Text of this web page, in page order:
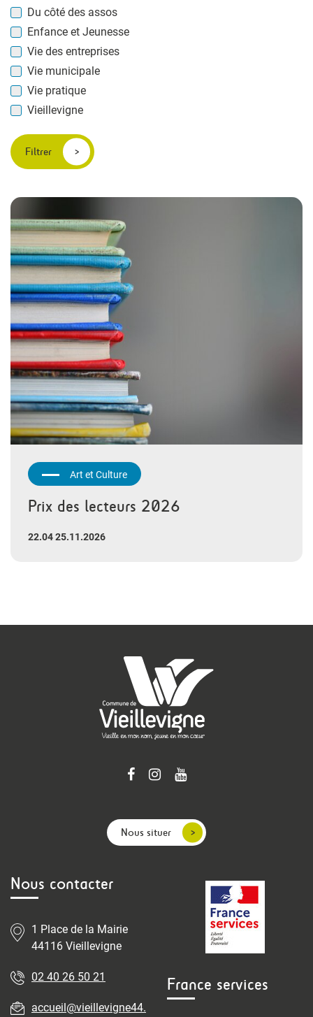
Du côté des assos
Enfance et Jeunesse
Vie des entreprises
Vie municipale
Vie pratique
Vieillevigne
Filtrer
Art et Culture
Prix des lecteurs 2026
22.04 25.11.2026
Nous situer
Nous contacter
1 Place de la Mairie
44116 Vieillevigne
02 40 26 50 21
accueil@vieillevigne44.
France services